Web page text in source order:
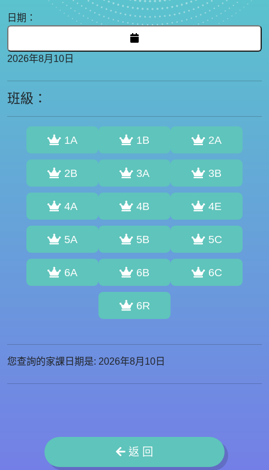
日期：
2026年8月10日
班級：
1A 1B 2A
2B 3A 3B
4A 4B 4E
5A 5B 5C
6A 6B 6C
6R
您查詢的家課日期是: 2026年8月10日
返 回